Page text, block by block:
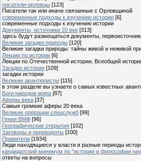
писатели-орловцы [123]
Писатели так или иначе связанные с Орловщиной
современные подходы к изучению истории [6]
современные подходы к изучению истории
Документы, источники 20 век [313]
здесь будут размещаться документы,
Великие загадки природы [120]
Великие загадки природы: тайны живой и неживой
Лекции по истории [6]
Лекции по Отечественной истории, Всеобщей
Загадки истории [109]
загадки истории
Великие авантюристы [115]
в этом разделе вы узнаете о самых известных
Боги народов мира [87]
Аферы века [37]
Самые громкие аферы 20 века
Великие операции спецслужб [99]
Гении ВМФ [96]
Географические открытия [102]
Заговоры и перевороты [100]
Правители [1934]
Люди находящиеся у власти в разные периоды
кандидатский минимум по "истории и философии
ответы на вопросы